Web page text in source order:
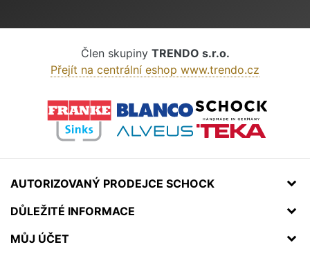
Člen skupiny TRENDO s.r.o.
Přejít na centrální eshop www.trendo.cz
AUTORIZOVANÝ PRODEJCE SCHOCK
DŮLEŽITÉ INFORMACE
MŮJ ÚČET